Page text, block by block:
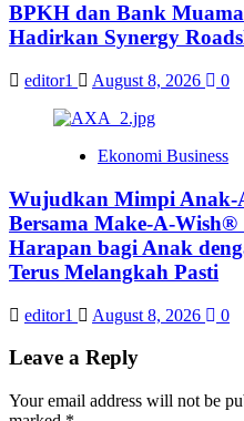
BPKH dan Bank
Hadirkan Synergy
editor1 August 8, 2026 0
Ekonomi Business
Wujudkan Mimpi
Bersama Make-A-
Harapan bagi Anak
Terus Melangkah Pasti
editor1 August 8, 2026 0
Leave a Reply
Your email address will not be